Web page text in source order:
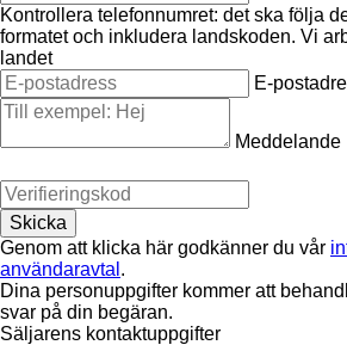
Kontrollera telefonnumret: det ska följa
formatet och inkludera landskoden. Vi
landet
E-
Meddelande
Genom att klicka här godkänner du vår
användaravtal .
Dina personuppgifter kommer att
svar på din begäran.
Säljarens kontaktuppgifter